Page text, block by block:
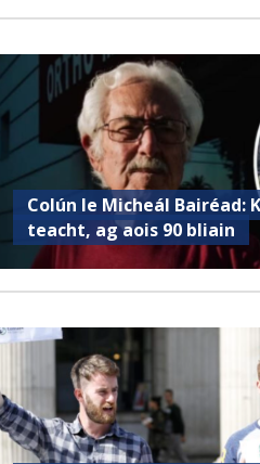
Colún le Micheál
teacht, ag aois 90 bliain